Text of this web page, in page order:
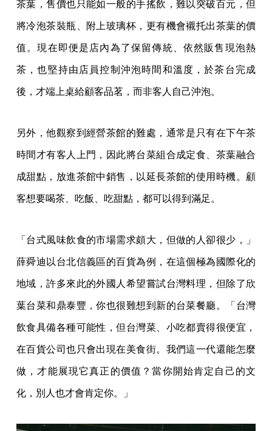
茶葉，售價也只能如一般的手搖飲，難以突破百元，但
將冷泡茶裝瓶、附上玻璃杯，更有機會襯托出茶葉的價
值。現在即便是店內為了保留傳統、依然販售現泡熱
茶，也堅持由店員控制沖泡時間和溫度，於茶台完成
後，才端上桌給顧客品茗，而非客人自己沖泡。
另外，他觀察到經營茶館的難處，通常是只有在下午茶
時間才有客人上門，因此將台菜組合成定食、茶葉融合
成甜點，放進茶館中銷售，以延長茶館的使用時機。顧
客想要喝茶、吃飯、吃甜點，都可以得到滿足。
「台式風味飲食的市場需求頗大，但做的人卻很少，」
薛舜迪以台北信義區的百貨為例，在這個極為國際化的
地域，許多來此的外國人希望嘗試台灣料理，但除了欣
葉台菜和鼎泰豐，你也很難想到新的台菜餐廳。「台灣
飲食具備各種可能性，但台灣菜、小吃都賣得很便宜，
在百貨公司也只會出現在美食街。我們這一代還能怎麼
做，才能展現它真正的價值？當你開始肯定自己的文
化，別人也才會肯定你。」